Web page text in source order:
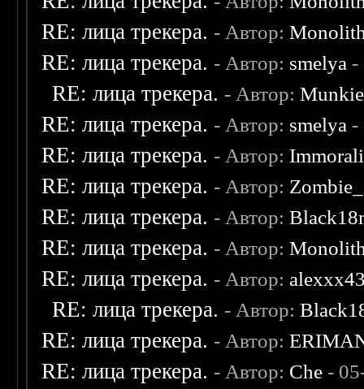
RE: лица трекера. - Автор:
RE: лица трекера. - Автор: smelya -
RE: лица трекера. - Автор:Munkie
RE: лица трекера. - Автор: smelya -
RE: лица трекера. - Автор:
RE: лица трекера. - Автор:
RE: лица трекера. - Автор:
RE: лица трекера. - Автор:
RE: лица трекера. - Автор:
RE: лица трекера. - Автор:
RE: лица трекера. - Автор:
RE: лица трекера. - Автор: Che -